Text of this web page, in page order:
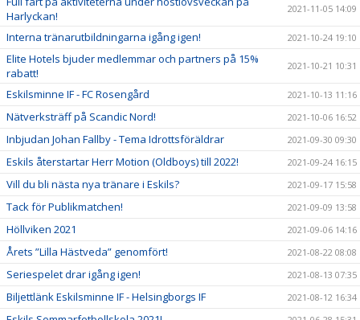
Harlyckan!
2021-11-05 14:09
Interna tränarutbildningarna igång igen! 2021-10-24 19:10
Elite Hotels bjuder medlemmar och partners på 15%
rabatt!
2021-10-21 10:31
Eskilsminne IF - FC Rosengård 2021-10-13 11:16
Nätverksträff på Scandic Nord! 2021-10-06 16:52
Inbjudan Johan Fallby - Tema Idrottsföräldrar 2021-09-30 09:30
Eskils återstartar Herr Motion (Oldboys) till 2022! 2021-09-24 16:15
Vill du bli nästa nya tränare i Eskils? 2021-09-17 15:58
Tack för Publikmatchen! 2021-09-09 13:58
Höllviken 2021 2021-09-06 14:16
Årets ”Lilla Hästveda” genomfört! 2021-08-22 08:08
Seriespelet drar igång igen! 2021-08-13 07:35
Biljettlänk Eskilsminne IF - Helsingborgs IF 2021-08-12 16:34